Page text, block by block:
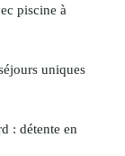
piscine à
uniques
: détente en